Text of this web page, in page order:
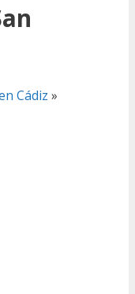
Cádiz »